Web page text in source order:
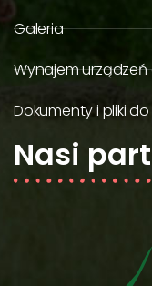
Galeria
Wynajem
Dokumenty i pliki
Nasi